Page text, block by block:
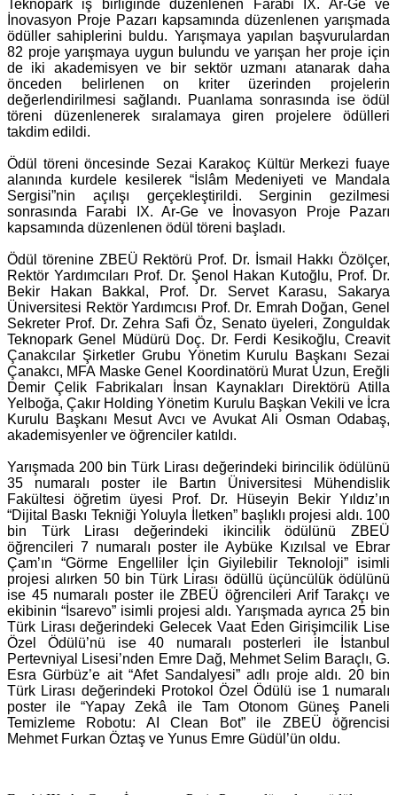
Teknopark iş birliğinde düzenlenen Farabi IX. Ar-Ge ve
İnovasyon Proje Pazarı kapsamında düzenlenen yarışmada
ödüller sahiplerini buldu. Yarışmaya yapılan başvurulardan
82 proje yarışmaya uygun bulundu ve yarışan her proje için
de iki akademisyen ve bir sektör uzmanı atanarak daha
önceden belirlenen on kriter üzerinden projelerin
değerlendirilmesi sağlandı. Puanlama sonrasında ise ödül
töreni düzenlenerek sıralamaya giren projelere ödülleri
takdim edildi.
Ödül töreni öncesinde Sezai Karakoç Kültür Merkezi fuaye
alanında kurdele kesilerek “İslâm Medeniyeti ve Mandala
Sergisi”nin açılışı gerçekleştirildi. Serginin gezilmesi
sonrasında Farabi IX. Ar-Ge ve İnovasyon Proje Pazarı
kapsamında düzenlenen ödül töreni başladı.
Ödül törenine ZBEÜ Rektörü Prof. Dr. İsmail Hakkı Özölçer,
Rektör Yardımcıları Prof. Dr. Şenol Hakan Kutoğlu, Prof. Dr.
Bekir Hakan Bakkal, Prof. Dr. Servet Karasu, Sakarya
Üniversitesi Rektör Yardımcısı Prof. Dr. Emrah Doğan, Genel
Sekreter Prof. Dr. Zehra Safi Öz, Senato üyeleri, Zonguldak
Teknopark Genel Müdürü Doç. Dr. Ferdi Kesikoğlu, Creavit
Çanakcılar Şirketler Grubu Yönetim Kurulu Başkanı Sezai
Çanakcı, MFA Maske Genel Koordinatörü Murat Uzun, Ereğli
Demir Çelik Fabrikaları İnsan Kaynakları Direktörü Atilla
Yelboğa, Çakır Holding Yönetim Kurulu Başkan Vekili ve İcra
Kurulu Başkanı Mesut Avcı ve Avukat Ali Osman Odabaş,
akademisyenler ve öğrenciler katıldı.
Yarışmada 200 bin Türk Lirası değerindeki birincilik ödülünü
35 numaralı poster ile Bartın Üniversitesi Mühendislik
Fakültesi öğretim üyesi Prof. Dr. Hüseyin Bekir Yıldız’ın
“Dijital Baskı Tekniği Yoluyla İletken” başlıklı projesi aldı. 100
bin Türk Lirası değerindeki ikincilik ödülünü ZBEÜ
öğrencileri 7 numaralı poster ile Aybüke Kızılsal ve Ebrar
Çam’ın “Görme Engelliler İçin Giyilebilir Teknoloji” isimli
projesi alırken 50 bin Türk Lirası ödüllü üçüncülük ödülünü
ise 45 numaralı poster ile ZBEÜ öğrencileri Arif Tarakçı ve
ekibinin “İsarevo” isimli projesi aldı. Yarışmada ayrıca 25 bin
Türk Lirası değerindeki Gelecek Vaat Eden Girişimcilik Lise
Özel Ödülü’nü ise 40 numaralı posterleri ile İstanbul
Pertevniyal Lisesi’nden Emre Dağ, Mehmet Selim Baraçlı, G.
Esra Gürbüz’e ait “Afet Sandalyesi” adlı proje aldı. 20 bin
Türk Lirası değerindeki Protokol Özel Ödülü ise 1 numaralı
poster ile “Yapay Zekâ ile Tam Otonom Güneş Paneli
Temizleme Robotu: AI Clean Bot” ile ZBEÜ öğrencisi
Mehmet Furkan Öztaş ve Yunus Emre Güdül’ün oldu.